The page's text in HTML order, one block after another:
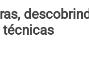
técnicas